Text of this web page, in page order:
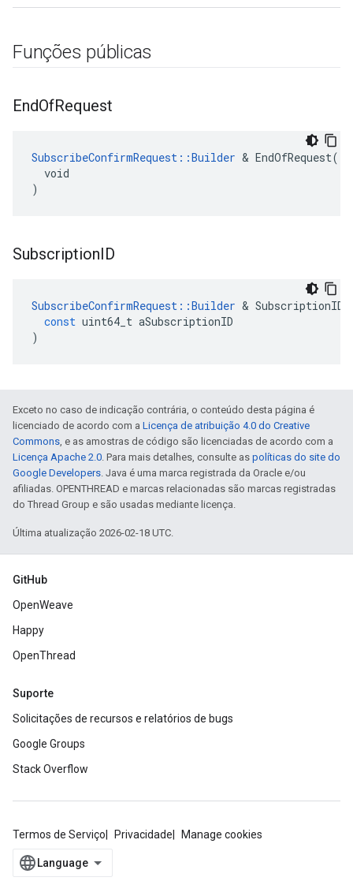
Funções públicas
EndOfRequest
SubscribeConfirmRequest::Builder & EndOfRequest(
  void
)
SubscriptionID
SubscribeConfirmRequest ::Builder & SubscriptionID
const uint64_t aSubscriptionID
)
Exceto no caso de indicação contrária, o conteúdo desta página é
licenciado de acordo com a Licença de atribuição 4.0 do Creative
Commons, e as amostras de código são licenciadas de acordo com a
Licença Apache 2.0. Para mais detalhes, consulte as políticas do site do
Google Developers. Java é uma marca registrada da Oracle e/ou
afiliadas. OPENTHREAD e marcas relacionadas são marcas registradas
do Thread Group e são usadas mediante licença.
Última atualização 2026-02-18 UTC.
GitHub
OpenWeave
Happy
OpenThread
Suporte
Solicitações de recursos e relatórios de bugs
Google Groups
Stack Overflow
Termos de Serviço Privacidade Manage cookies